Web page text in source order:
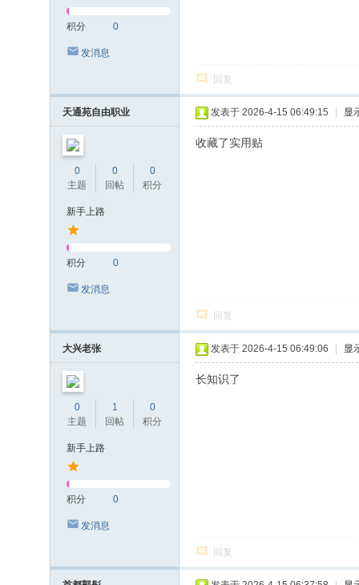
积分 0
发消息
回复
天通苑自由职业
0
主题
0
回帖
0
积分
新手上路
积分 0
发消息
发表于 2026-4-15 06:49:15 显
收藏了实用贴
回复
大兴老张
0
主题
1
回帖
0
积分
新手上路
积分 0
发消息
发表于 2026-4-15 06:49:06 显
长知识了
回复